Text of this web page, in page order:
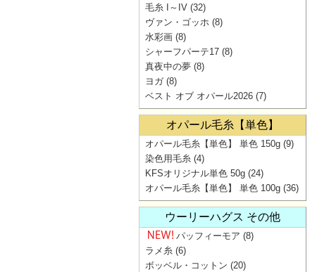
毛糸 I～IV (32)
ヴァン・ゴッホ (8)
水彩画 (8)
シャーフパーテ17 (8)
真夜中の夢 (8)
ヨガ(8)
ベスト オブ オパール2026 (7)
オパール毛糸【単色】
オパール毛糸【単色】 単色 150g (9)
染色用毛糸 (4)
KFSオリジナル単色 50g (24)
オパール毛糸【単色】 単色 100g (36)
ウーリーハグス その他
パッフィーモア (8)
ラメ糸 (6)
ボッベル・コットン (20)